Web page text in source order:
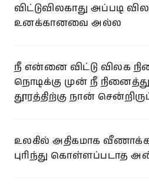
விட்டுவிலகாது அப்படி
உனக்கானவை அல்ல
நீ என்னை விட்டு விலக
நொடிக்கு முன் நீ நினைத்து
தூரத்திற்கு நான்
உலகில் அதிகமாக
புரிந்து கொள்ளப்படாத